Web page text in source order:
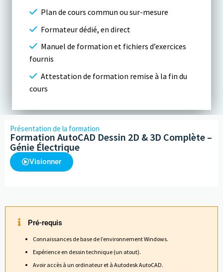
Plan de cours commun ou sur-mesure
Formateur dédié, en direct
Manuel de formation et fichiers d’exercices
fournis
Attestation de formation remise à la fin du
cours
Présentation de la formation
Formation AutoCAD Dessin 2D & 3D Complète –
Génie Électrique
Visionner
Pré-requis
Connaissances de base de l’environnement Windows.
Expérience en dessin technique (un atout).
Avoir accès à un ordinateur et à Autodesk AutoCAD.